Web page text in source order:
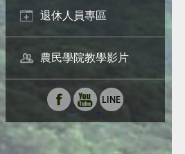
退休人員專區
農民學院教學影片